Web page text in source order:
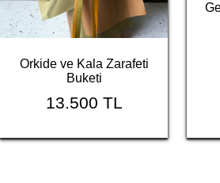
Orkide ve Kala Zarafeti
Buketi
13.500 TL